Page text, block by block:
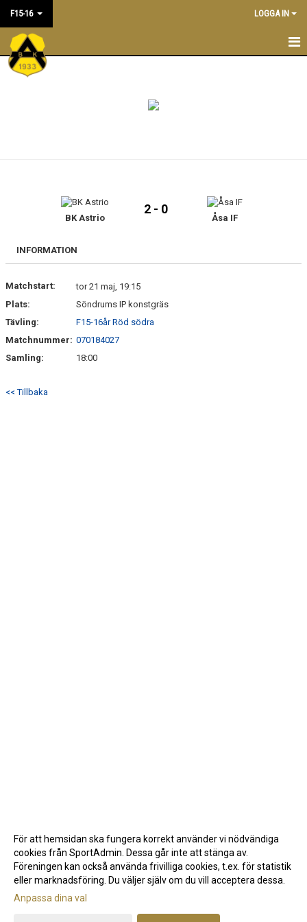
F15-16 LOGGA IN
F15-16
BK Astrio
2 - 0
Åsa IF
INFORMATION
Matchstart:
tor 21 maj, 19:15
Plats:
Söndrums IP konstgräs
Tävling:
F15-16år Röd södra
Matchnummer: 070184027
Samling:
18:00
<< Tillbaka
Gå till Webbversion
För att hemsidan ska fungera korrekt använder vi nödvändiga
cookies från SportAdmin. Dessa går inte att stänga av.
Föreningen kan också använda frivilliga cookies, t.ex. för statistik
eller marknadsföring. Du väljer själv om du vill acceptera dessa.
Anpassa dina val